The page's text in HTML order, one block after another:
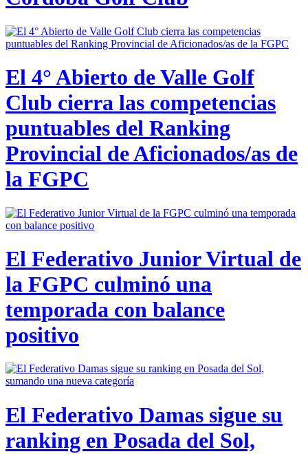
El 4° Abierto de Valle Golf
Club cierra las competencias
puntuables del Ranking
Provincial de Aficionados/as de
la FGPC
El Federativo Junior Virtual de
la FGPC culminó una
temporada con balance
positivo
El Federativo Damas sigue su
ranking en Posada del Sol,